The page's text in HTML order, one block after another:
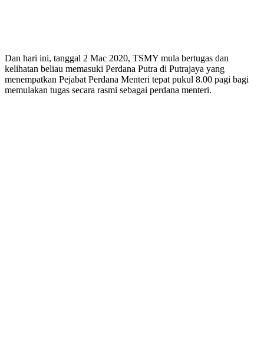
Dan hari ini, tanggal 2 Mac 2020, TSMY mula bertugas dan
kelihatan beliau memasuki Perdana Putra di Putrajaya yang
menempatkan Pejabat Perdana Menteri tepat pukul 8.00 pagi bagi
memulakan tugas secara rasmi sebagai perdana menteri.